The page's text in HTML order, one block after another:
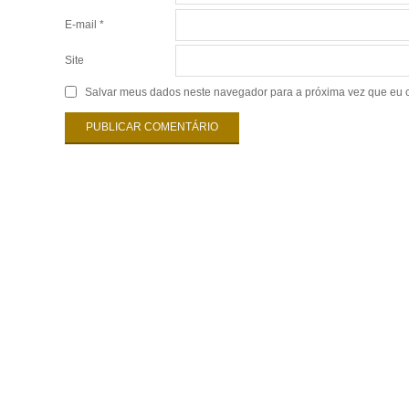
E-mail *
Site
Salvar meus dados neste navegador para a próxima vez que eu